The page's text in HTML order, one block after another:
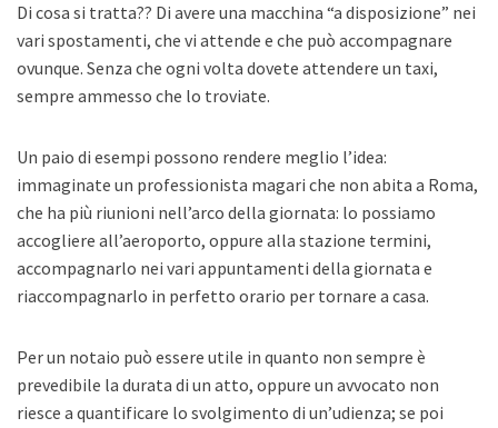
Di cosa si tratta?? Di avere una macchina “a disposizione” nei
vari spostamenti, che vi attende e che può accompagnare
ovunque. Senza che ogni volta dovete attendere un taxi,
sempre ammesso che lo troviate.
Un paio di esempi possono rendere meglio l’idea:
immaginate un professionista magari che non abita a Roma,
che ha più riunioni nell’arco della giornata: lo possiamo
accogliere all’aeroporto, oppure alla stazione termini,
accompagnarlo nei vari appuntamenti della giornata e
riaccompagnarlo in perfetto orario per tornare a casa.
Per un notaio può essere utile in quanto non sempre è
prevedibile la durata di un atto, oppure un avvocato non
riesce a quantificare lo svolgimento di un’udienza; se poi